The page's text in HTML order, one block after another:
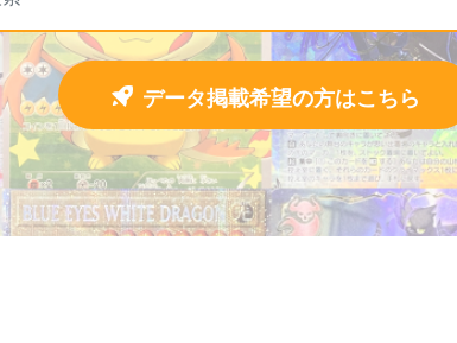
データ掲載希望の方はこちら